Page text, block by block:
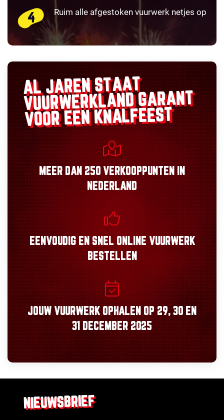
Ruim alle afgestoken vuurwerk netjes op
AL JAREN STAAT
VUURWERKLANDGARANT
VOOR EEN KNALFEEST
MEER DAN 250 VERKOOPPUNTEN
IN
NEDERLAND
EENVOUDIGEN SNEL ONLINE VUURWERK
BESTELLEN
JOUW VUURWERK OPHALEN OP 29, 30 EN
31 DECEMBER 2025
NIEUWSBRIEF